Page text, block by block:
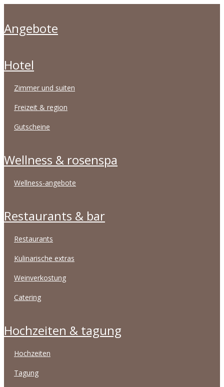
angebote
hotel
zimmer und suiten
freizeit & region
gutscheine
wellness & rosenspa
wellness-angebote
restaurants & bar
restaurants
kulinarische extras
weinverkostung
catering
hochzeiten & tagung
hochzeiten
tagung